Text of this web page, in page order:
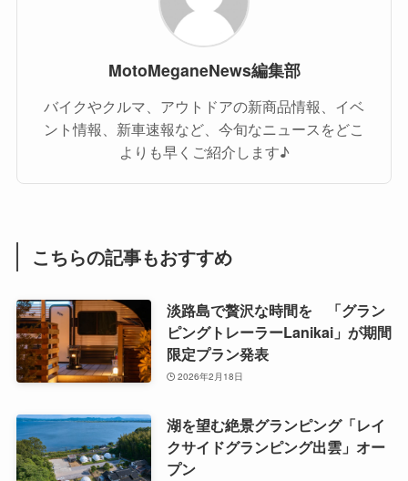
MotoMeganeNews編集部
バイクやクルマ、アウトドアの新商品情報、イベ
ント情報、新車速報など、今旬なニュースをどこ
よりも早くご紹介します♪
こちらの記事もおすすめ
淡路島で贅沢な時間を 「グラン
ピングトレーラーLanikai」が期間
限定プラン発表
2026年2月18日
湖を望む絶景グランピング「レイ
クサイドグランピング出雲」オー
プン